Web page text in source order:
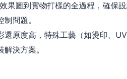
果圖到實物打樣的全過程，確保設
問題。
還原度高，特殊工藝（如燙印、
決方案。